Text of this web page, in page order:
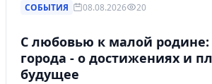
СОБЫТИЯ 08.08.2026 20
С любовью к малой родине:
города - о достижениях и
будущее